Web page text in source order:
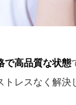
で高品質な状態
レスなく解決